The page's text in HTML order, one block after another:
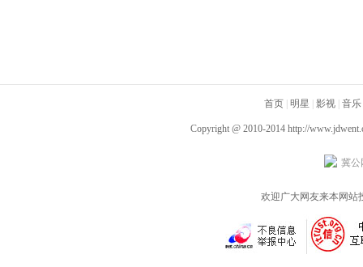
首页 明星 影视 音乐
Copyright @ 2010-2014 http://
冀公
欢迎广大网友来本网站